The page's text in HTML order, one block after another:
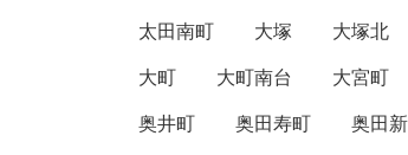
太田南町
大塚 大塚北
大町
大町南台 大宮町
奥井町
奥田寿町 奥田